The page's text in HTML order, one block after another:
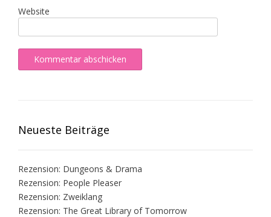
Website
Neueste Beiträge
Rezension: Dungeons & Drama
Rezension: People Pleaser
Rezension: Zweiklang
Rezension: The Great Library of Tomorrow